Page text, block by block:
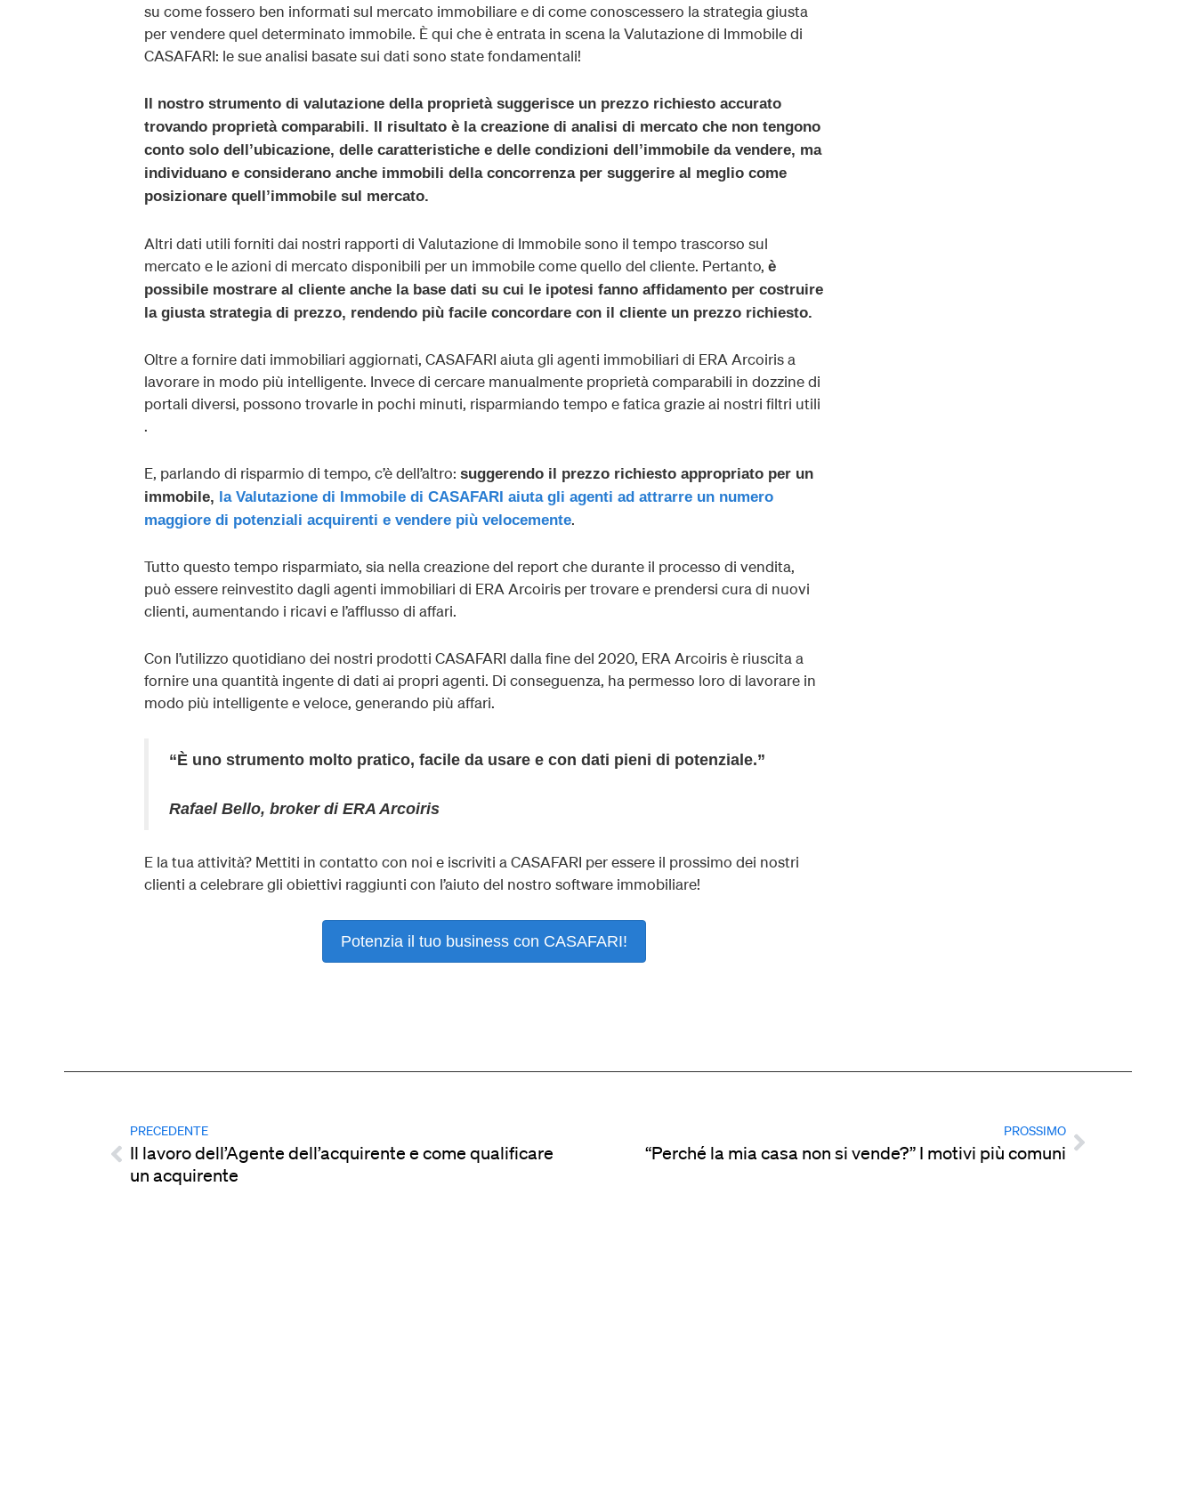
su come fossero ben informati sul mercato immobiliare e di come conoscessero la strategia giusta
per vendere quel determinato immobile. È qui che è entrata in scena la Valutazione di Immobile di
CASAFARI: le sue analisi basate sui dati sono state fondamentali!
Il nostro strumento di valutazione della proprietà suggerisce un prezzo richiesto accurato
trovando proprietà comparabili. Il risultato è la creazione di analisi di mercato che non tengono
conto solo dell’ubicazione, delle caratteristiche e delle condizioni dell’immobile da vendere, ma
individuano e considerano anche immobili della concorrenza per suggerire al meglio come
posizionare quell’immobile sul mercato.
Altri dati utili forniti dai nostri rapporti di Valutazione di Immobile sono il tempo trascorso sul
mercato e le azioni di mercato disponibili per un immobile come quello del cliente. Pertanto, è
possibile mostrare al cliente anche la base dati su cui le ipotesi fanno affidamento per costruire
la giusta strategia di prezzo, rendendo più facile concordare con il cliente un prezzo richiesto.
Oltre a fornire dati immobiliari aggiornati, CASAFARI aiuta gli agenti immobiliari di ERA Arcoiris a
lavorare in modo più intelligente. Invece di cercare manualmente proprietà comparabili in dozzine di
portali diversi, possono trovarle in pochi minuti, risparmiando tempo e fatica grazie ai nostri filtri utili
.
E, parlando di risparmio di tempo, c’è dell’altro: suggerendo il prezzo richiesto appropriato per un
immobile, la Valutazione di Immobile di CASAFARI aiuta gli agenti ad attrarre un numero
maggiore di potenziali acquirenti e vendere più velocemente.
Tutto questo tempo risparmiato, sia nella creazione del report che durante il processo di vendita,
può essere reinvestito dagli agenti immobiliari di ERA Arcoiris per trovare e prendersi cura di nuovi
clienti, aumentando i ricavi e l’afflusso di affari.
Con l’utilizzo quotidiano dei nostri prodotti CASAFARI dalla fine del 2020, ERA Arcoiris è riuscita a
fornire una quantità ingente di dati ai propri agenti. Di conseguenza, ha permesso loro di lavorare in
modo più intelligente e veloce, generando più affari.
“È uno strumento molto pratico, facile da usare e con dati pieni di potenziale.”
Rafael Bello, broker di ERA Arcoiris
E la tua attività? Mettiti in contatto con noi e iscriviti a CASAFARI per essere il prossimo dei nostri
clienti a celebrare gli obiettivi raggiunti con l’aiuto del nostro software immobiliare!
Potenzia il tuo business con CASAFARI!
PRECEDENTE
Il lavoro dell’Agente dell’acquirente e come qualificare
un acquirente
PROSSIMO
“Perché la mia casa non si vende?” I motivi più comuni